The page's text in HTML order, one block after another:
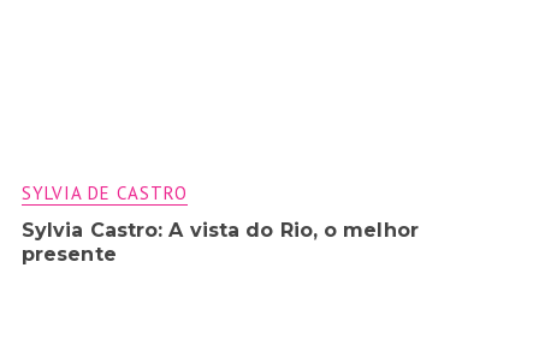
SYLVIA DE CASTRO
Sylvia Castro: A vista do Rio, o melhor
presente